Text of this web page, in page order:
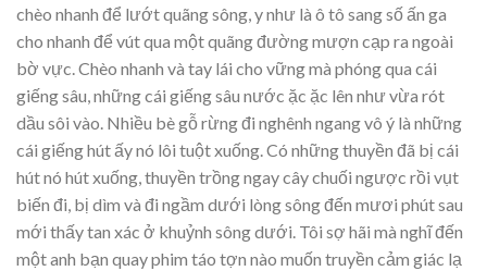
chèo nhanh để lướt quãng sông, y như là ô tô sang số ấn ga
cho nhanh để vút qua một quãng đường mượn cạp ra ngoài
bờ vực. Chèo nhanh và tay lái cho vững mà phóng qua cái
giếng sâu, những cái giếng sâu nước ặc ặc lên như vừa rót
dầu sôi vào. Nhiều bè gỗ rừng đi nghênh ngang vô ý là những
cái giếng hút ấy nó lôi tuột xuống. Có những thuyền đã bị cái
hút nó hút xuống, thuyền trồng ngay cây chuối ngược rồi vụt
biến đi, bị dìm và đi ngầm dưới lòng sông đến mươi phút sau
mới thấy tan xác ở khuỷnh sông dưới. Tôi sợ hãi mà nghĩ đến
một anh bạn quay phim táo tợn nào muốn truyền cảm giác lạ